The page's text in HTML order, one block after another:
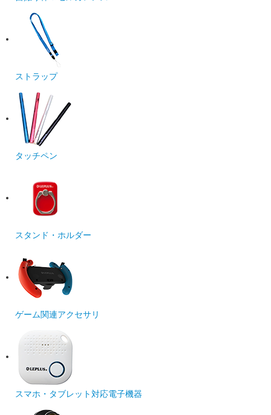
ストラップ
タッチペン
スタンド・ホルダー
ゲーム関連アクセサリ
スマホ・タブレット対応電子機器